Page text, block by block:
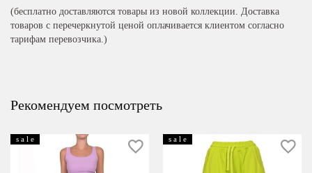
(бесплатно доставляются товары из новой коллекции. Доставка
товаров с перечеркнутой ценой оплачивается клиентом согласно
тарифам перевозчика.)
Рекомендуем посмотреть
s a l e s a l e